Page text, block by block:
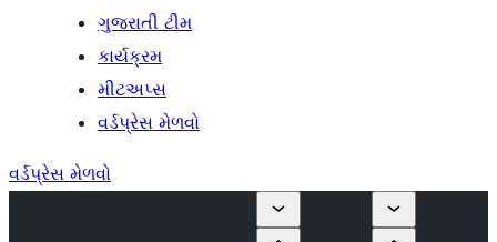
ગુજરાતી ટીમ
કાર્યક્રમ
મીટઅપ્સ
વર્ડપ્રેસ મેળવો
વર્ડપ્રેસ મેળવો